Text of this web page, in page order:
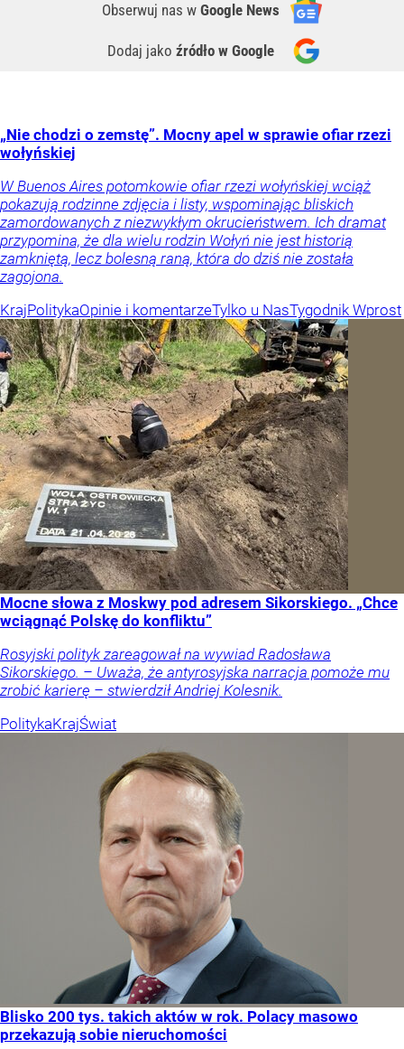
Obserwuj nas w Google News
Dodaj jako źródło w Google
„Nie chodzi o zemstę”. Mocny apel w sprawie ofiar rzezi
wołyńskiej
W Buenos Aires potomkowie ofiar rzezi wołyńskiej wciąż
pokazują rodzinne zdjęcia i listy, wspominając bliskich
zamordowanych z niezwykłym okrucieństwem. Ich dramat
przypomina, że dla wielu rodzin Wołyń nie jest historią
zamkniętą, lecz bolesną raną, która do dziś nie została
zagojona.
KrajPolitykaOpinie i komentarzeTylko u NasTygodnik Wprost
Mocne słowa z Moskwy pod adresem Sikorskiego. „Chce
wciągnąć Polskę do konfliktu”
Rosyjski polityk zareagował na wywiad Radosława
Sikorskiego. – Uważa, że antyrosyjska narracja pomoże mu
zrobić karierę – stwierdził Andriej Kolesnik.
PolitykaKrajŚwiat
Blisko 200 tys. takich aktów w rok. Polacy masowo
przekazują sobie nieruchomości